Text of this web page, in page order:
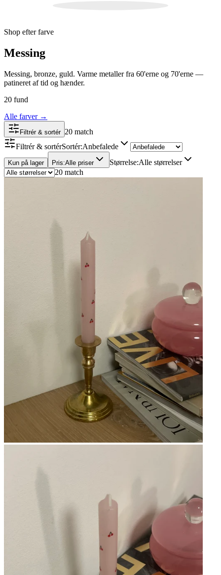
Shop efter farve
Messing
Messing, bronze, guld. Varme metaller fra 60'erne og 70'erne —
patineret af tid og hænder.
20 fund
Alle farver→
Filtrér & sortér 20 match
Filtrér & sortérSortér:Anbefalede
Kun på lager Pris:Alle priser Størrelse:Alle størrelser
20 match